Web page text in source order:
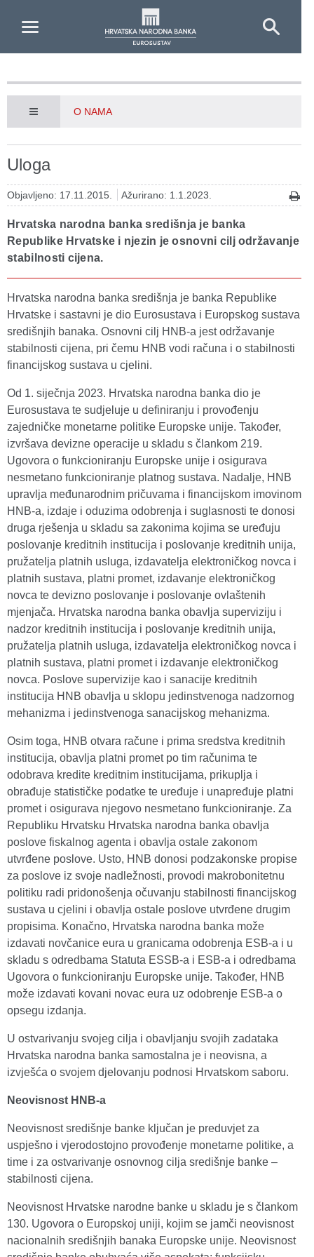
O NAMA
Uloga
Objavljeno: 17.11.2015. Ažurirano: 1.1.2023.
Hrvatska narodna banka središnja je banka
Republike Hrvatske i njezin je osnovni cilj održavanje
stabilnosti cijena.
Hrvatska narodna banka središnja je banka Republike
Hrvatske i sastavni je dio Eurosustava i Europskog sustava
središnjih banaka. Osnovni cilj HNB-a jest održavanje
stabilnosti cijena, pri čemu HNB vodi računa i o stabilnosti
financijskog sustava u cjelini.
Od 1. siječnja 2023. Hrvatska narodna banka dio je
Eurosustava te sudjeluje u definiranju i provođenju
zajedničke monetarne politike Europske unije. Također,
izvršava devizne operacije u skladu s člankom 219.
Ugovora o funkcioniranju Europske unije i osigurava
nesmetano funkcioniranje platnog sustava. Nadalje, HNB
upravlja međunarodnim pričuvama i financijskom imovinom
HNB-a, izdaje i oduzima odobrenja i suglasnosti te donosi
druga rješenja u skladu sa zakonima kojima se uređuju
poslovanje kreditnih institucija i poslovanje kreditnih unija,
pružatelja platnih usluga, izdavatelja elektroničkog novca i
platnih sustava, platni promet, izdavanje elektroničkog
novca te devizno poslovanje i poslovanje ovlaštenih
mjenjača. Hrvatska narodna banka obavlja superviziju i
nadzor kreditnih institucija i poslovanje kreditnih unija,
pružatelja platnih usluga, izdavatelja elektroničkog novca i
platnih sustava, platni promet i izdavanje elektroničkog
novca. Poslove supervizije kao i sanacije kreditnih
institucija HNB obavlja u sklopu jedinstvenoga nadzornog
mehanizma i jedinstvenoga sanacijskog mehanizma.
Osim toga, HNB otvara račune i prima sredstva kreditnih
institucija, obavlja platni promet po tim računima te
odobrava kredite kreditnim institucijama, prikuplja i
obrađuje statističke podatke te uređuje i unapređuje platni
promet i osigurava njegovo nesmetano funkcioniranje. Za
Republiku Hrvatsku Hrvatska narodna banka obavlja
poslove fiskalnog agenta i obavlja ostale zakonom
utvrđene poslove. Usto, HNB donosi podzakonske propise
za poslove iz svoje nadležnosti, provodi makrobonitetnu
politiku radi pridonošenja očuvanju stabilnosti financijskog
sustava u cjelini i obavlja ostale poslove utvrđene drugim
propisima. Konačno, Hrvatska narodna banka može
izdavati novčanice eura u granicama odobrenja ESB-a i u
skladu s odredbama Statuta ESSB-a i ESB-a i odredbama
Ugovora o funkcioniranju Europske unije. Također, HNB
može izdavati kovani novac eura uz odobrenje ESB-a o
opsegu izdanja.
U ostvarivanju svojeg cilja i obavljanju svojih zadataka
Hrvatska narodna banka samostalna je i neovisna, a
izvješća o svojem djelovanju podnosi Hrvatskom saboru.
Neovisnost HNB-a
Neovisnost središnje banke ključan je preduvjet za
uspješno i vjerodostojno provođenje monetarne politike, a
time i za ostvarivanje osnovnog cilja središnje banke –
stabilnosti cijena.
Neovisnost Hrvatske narodne banke u skladu je s člankom
130. Ugovora o Europskoj uniji, kojim se jamči neovisnost
nacionalnih središnjih banaka Europske unije. Neovisnost